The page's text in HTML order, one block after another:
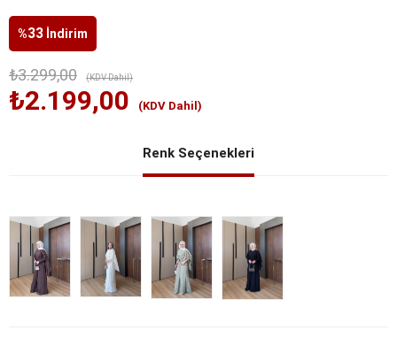
%33 İndirim
₺3.299,00 (KDV Dahil)
₺2.199,00 (KDV Dahil)
Renk Seçenekleri